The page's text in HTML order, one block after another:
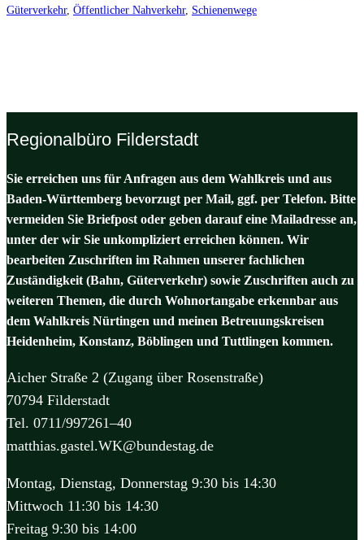
Güterverkehr, Öffentlicher Nahverkehr, Schienenwege
Regionalbüro Filderstadt
Sie erreichen uns für Anfragen aus dem Wahlkreis und aus
Baden-Württemberg bevorzugt per Mail, ggf. per Telefon. Bitte
vermeiden Sie Briefpost oder geben darauf eine Mailadresse an,
unter der wir Sie unkompliziert erreichen können. Wir
bearbeiten Zuschriften im Rahmen unserer fachlichen
Zuständigkeit (Bahn, Güterverkehr) sowie Zuschriften auch zu
weiteren Themen, die durch Wohnortangabe erkennbar aus
dem Wahlkreis Nürtingen und meinen Betreuungskreisen
Heidenheim, Konstanz, Böblingen und Tuttlingen kommen.
Aicher Straße 2 (Zugang über Rosenstraße)
70794 Filderstadt
Tel. 0711/997261–40
matthias.gastel.WK@bundestag.de
Montag, Dienstag, Donnerstag 9:30 bis 14:30
Mittwoch 11:30 bis 14:30
Freitag 9:30 bis 14:00